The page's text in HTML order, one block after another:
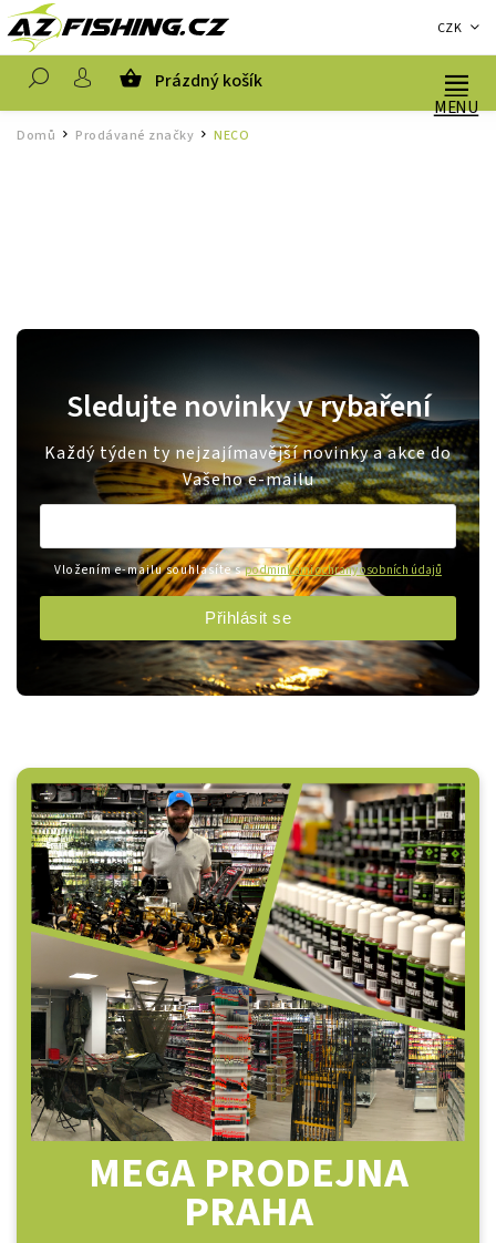
CZK
Prázdný košík
Domů / Prodávané značky / NECO
MEGA PRODEJNA
PRAHA
Sledujte novinky v rybaření
Každý týden ty nejzajímavější novinky a akce do
Vašeho e-mailu
Vložením e-mailu souhlasíte spodmínkami ochrany osobních údajů
Přihlásit se